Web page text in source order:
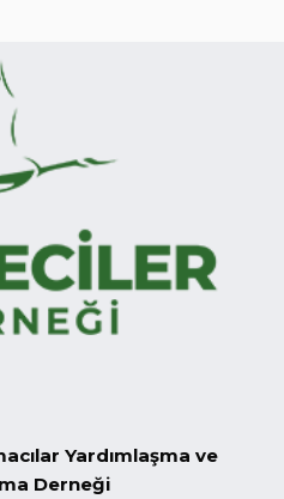
Yardımlaşma ve
Derneği